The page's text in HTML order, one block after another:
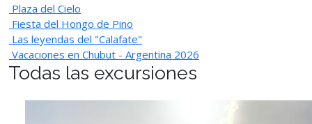
Plaza del Cielo
Fiesta del Hongo de Pino
Las leyendas del "Calafate"
Vacaciones en Chubut - Argentina 2026
Todas las excursiones